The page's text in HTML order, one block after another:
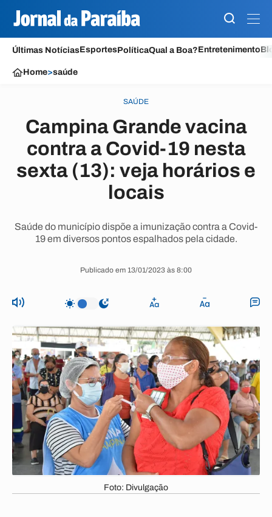
Últimas NotíciasEsportesPolíticaQual a Boa?Entretenimento
Home>saúde
SAÚDE
Campina Grande vacina
contra a Covid-19 nesta
sexta (13): veja horários e
locais
Saúde do município dispõe a imunização contra a Covid-
19 em diversos pontos espalhados pela cidade.
Publicado em 13/01/2023 às 8:00
Foto: Divulgação